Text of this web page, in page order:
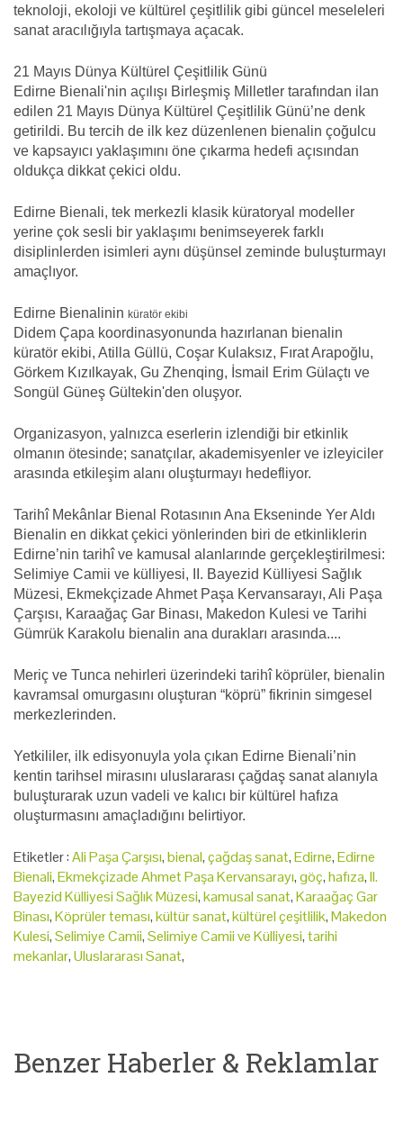
teknoloji, ekoloji ve kültürel çeşitlilik gibi güncel meseleleri
sanat aracılığıyla tartışmaya açacak.
21 Mayıs Dünya Kültürel Çeşitlilik Günü
Edirne Bienali'nin açılışı Birleşmiş Milletler tarafından ilan
edilen 21 Mayıs Dünya Kültürel Çeşitlilik Günü’ne denk
getirildi. Bu tercih de ilk kez düzenlenen bienalin çoğulcu
ve kapsayıcı yaklaşımını öne çıkarma hedefi açısından
oldukça dikkat çekici oldu.
Edirne Bienali, tek merkezli klasik küratoryal modeller
yerine çok sesli bir yaklaşımı benimseyerek farklı
disiplinlerden isimleri aynı düşünsel zeminde buluşturmayı
amaçlıyor.
Edirne Bienalinin küratör ekibi
Didem Çapa koordinasyonunda hazırlanan bienalin
küratör ekibi, Atilla Güllü, Coşar Kulaksız, Fırat Arapoğlu,
Görkem Kızılkayak, Gu Zhenqing, İsmail Erim Gülaçtı ve
Songül Güneş Gültekin'den oluşyor.
Organizasyon, yalnızca eserlerin izlendiği bir etkinlik
olmanın ötesinde; sanatçılar, akademisyenler ve izleyiciler
arasında etkileşim alanı oluşturmayı hedefliyor.
Tarihî Mekânlar Bienal Rotasının Ana Ekseninde Yer Aldı
Bienalin en dikkat çekici yönlerinden biri de etkinliklerin
Edirne’nin tarihî ve kamusal alanlarınde gerçekleştirilmesi:
Selimiye Camii ve külliyesi, II. Bayezid Külliyesi Sağlık
Müzesi, Ekmekçizade Ahmet Paşa Kervansarayı, Ali Paşa
Çarşısı, Karaağaç Gar Binası, Makedon Kulesi ve Tarihi
Gümrük Karakolu bienalin ana durakları arasında....
Meriç ve Tunca nehirleri üzerindeki tarihî köprüler, bienalin
kavramsal omurgasını oluşturan “köprü” fikrinin simgesel
merkezlerinden.
Yetkililer, ilk edisyonuyla yola çıkan Edirne Bienali’nin
kentin tarihsel mirasını uluslararası çağdaş sanat alanıyla
buluşturarak uzun vadeli ve kalıcı bir kültürel hafıza
oluşturmasını amaçladığını belirtiyor.
Etiketler :Ali Paşa Çarşısı,bienal,çağdaş sanat,Edirne,Edirne
Bienali,Ekmekçizade Ahmet Paşa Kervansarayı,göç,hafıza,II.
Bayezid Külliyesi Sağlık Müzesi,kamusal sanat,Karaağaç Gar
Binası,Köprüler teması,kültür sanat,kültürel çeşitlilik,Makedon
Kulesi,Selimiye Camii,Selimiye Camii ve Külliyesi,tarihi
mekanlar,Uluslararası Sanat,
Benzer Haberler & Reklamlar